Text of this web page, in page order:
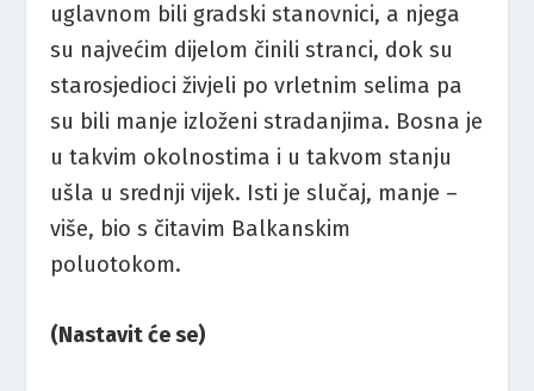
uglavnom bili gradski stanovnici, a njega
su najvećim dijelom činili stranci, dok su
starosjedioci živjeli po vrletnim selima pa
su bili manje izloženi stradanjima. Bosna je
u takvim okolnostima i u takvom stanju
ušla u srednji vijek. Isti je slučaj, manje –
više, bio s čitavim Balkanskim
poluotokom.
(Nastavit će se)